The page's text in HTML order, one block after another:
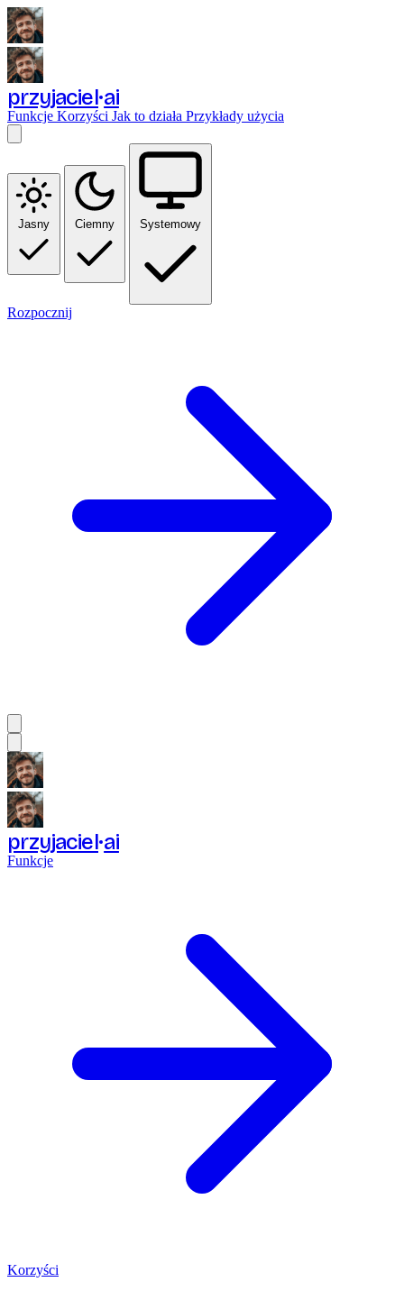
przyjaciel ai
Funkcje Korzyści Jak to działa Przykłady użycia
Jasny Ciemny Systemowy
Rozpocznij
przyjaciel ai
Funkcje
Korzyści